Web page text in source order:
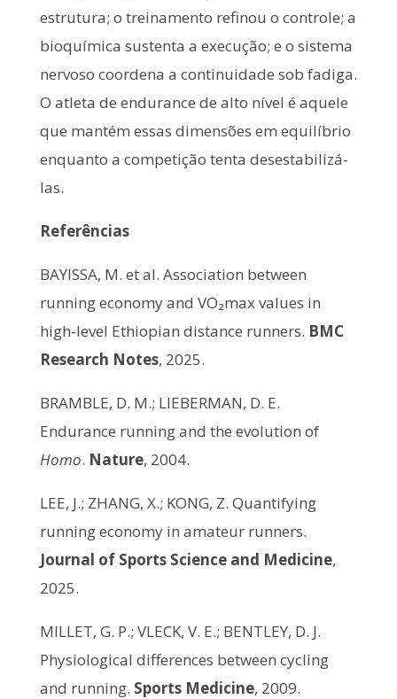
estrutura; o treinamento refinou o controle; a
bioquímica sustenta a execução; e o sistema
nervoso coordena a continuidade sob fadiga.
O atleta de endurance de alto nível é aquele
que mantém essas dimensões em equilíbrio
enquanto a competição tenta desestabilizá-
las.
Referências
BAYISSA, M. et al. Association between
running economy and VO₂max values in
high-level Ethiopian distance runners. BMC
Research Notes, 2025.
BRAMBLE, D. M.; LIEBERMAN, D. E.
Endurance running and the evolution of
Homo. Nature, 2004.
LEE, J.; ZHANG, X.; KONG, Z. Quantifying
running economy in amateur runners.
Journal of Sports Science and Medicine,
2025.
MILLET, G. P.; VLECK, V. E.; BENTLEY, D. J.
Physiological differences between cycling
and running. Sports Medicine, 2009.